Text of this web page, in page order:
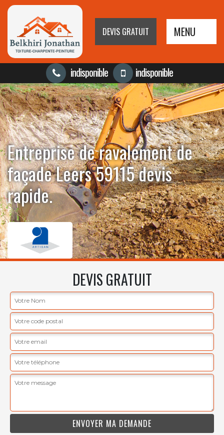
DEVIS GRATUIT MENU
indisponible indisponible
Entreprise de ravalement de
façade Leers 59115 devis
rapide.
DEVIS GRATUIT